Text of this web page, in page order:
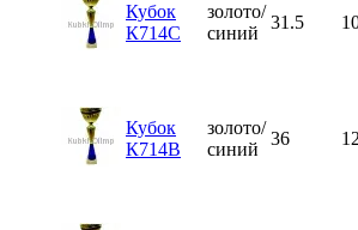
Кубок
К714С
золото/
синий
31.5
Кубок
К714В
золото/
синий
36